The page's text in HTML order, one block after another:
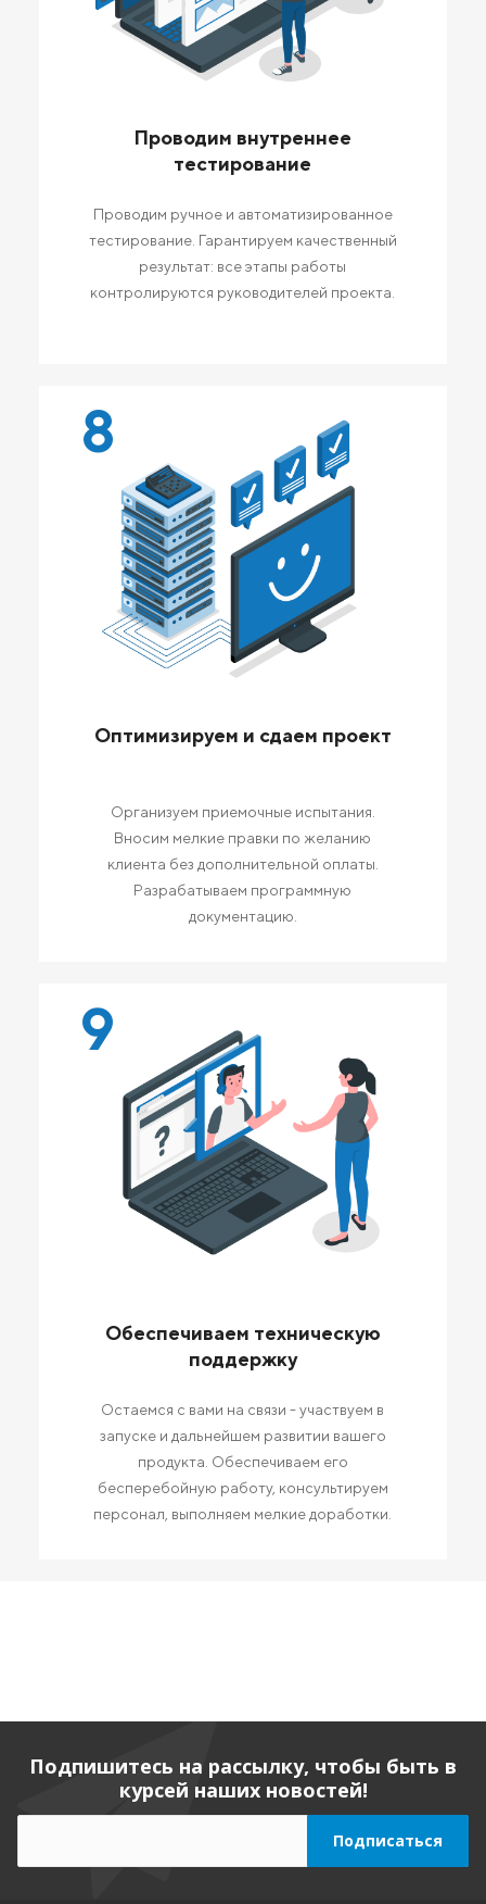
Проводим внутреннее
тестирование
Проводим ручное и автоматизированное
тестирование. Гарантируем качественный
результат: все этапы работы
контролируются руководителей проекта.
8
Оптимизируем и сдаем проект
Организуем приемочные испытания.
Вносим мелкие правки по желанию
клиента без дополнительной оплаты.
Разрабатываем программную
документацию.
9
Обеспечиваем техническую
поддержку
Остаемся с вами на связи - участвуем в
запуске и дальнейшем развитии вашего
продукта. Обеспечиваем его
бесперебойную работу, консультируем
персонал, выполняем мелкие доработки.
Подпишитесь на рассылку, чтобы быть в
курсей наших новостей!